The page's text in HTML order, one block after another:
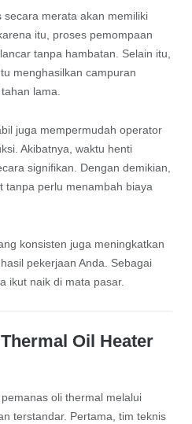
merata akan memiliki
itu, proses pemompaan
tanpa hambatan. Selain itu,
menghasilkan campuran
lama.
juga mempermudah operator
Akibatnya, waktu henti
signifikan. Dengan demikian,
tanpa perlu menambah biaya
konsisten juga meningkatkan
pekerjaan Anda. Sebagai
ikut naik di mata pasar.
Oil Heater
oli thermal melalui
terstandar. Pertama, tim teknis